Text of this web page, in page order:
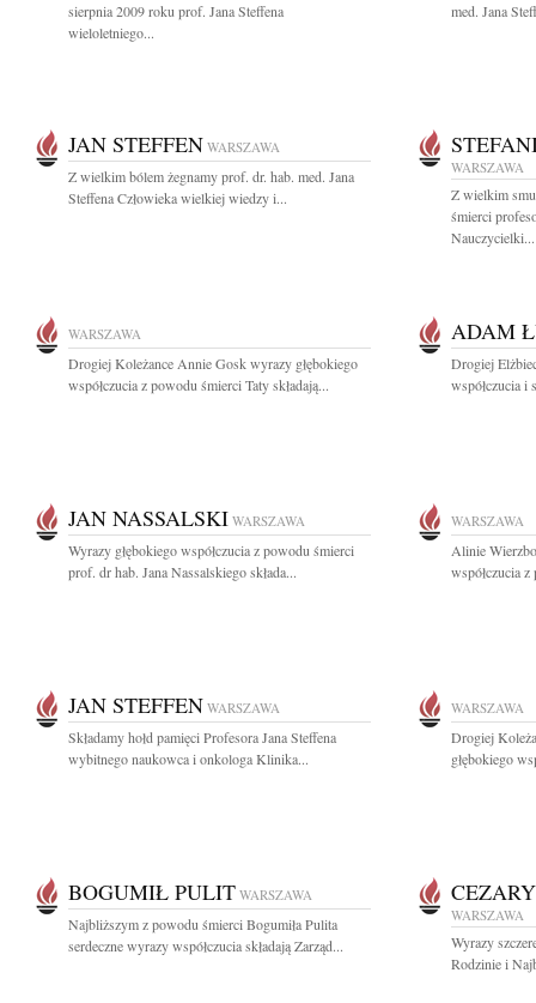
sierpnia 2009 roku prof. Jana Steffena
wieloletniego...
med. Jana
JAN STEFFEN WARSZAWA
Z wielkim bólem żegnamy prof. dr. hab. med. Jana
Steffena Człowieka wielkiej wiedzy i...
WARSZAWA
Z wielkim
śmierci
Nauczycielki...
WARSZAWA
Drogiej Koleżance Annie Gosk wyrazy głębokiego
współczucia z powodu śmierci Taty składają...
ADAM
Drogiej
współczucia i
JAN NASSALSKI WARSZAWA
Wyrazy głębokiego współczucia z powodu śmierci
prof. dr hab. Jana Nassalskiego składa...
WARSZAWA
Alinie
współczucia
JAN STEFFEN WARSZAWA
Składamy hołd pamięci Profesora Jana Steffena
wybitnego naukowca i onkologa Klinika...
WARSZAWA
Drogiej
głębokiego
BOGUMIŁ PULIT WARSZAWA
Najbliższym z powodu śmierci Bogumiła Pulita
serdeczne wyrazy współczucia składają Zarząd...
WARSZAWA
Wyrazy
Rodzinie i